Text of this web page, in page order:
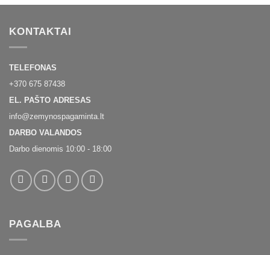
KONTAKTAI
TELEFONAS
+370 675 87438
EL. PAŠTO ADRESAS
info@zemynospagaminta.lt
DARBO VALANDOS
Darbo dienomis 10:00 - 18:00
PAGALBA